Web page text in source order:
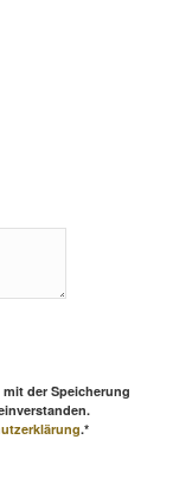
der Speicherung
.*